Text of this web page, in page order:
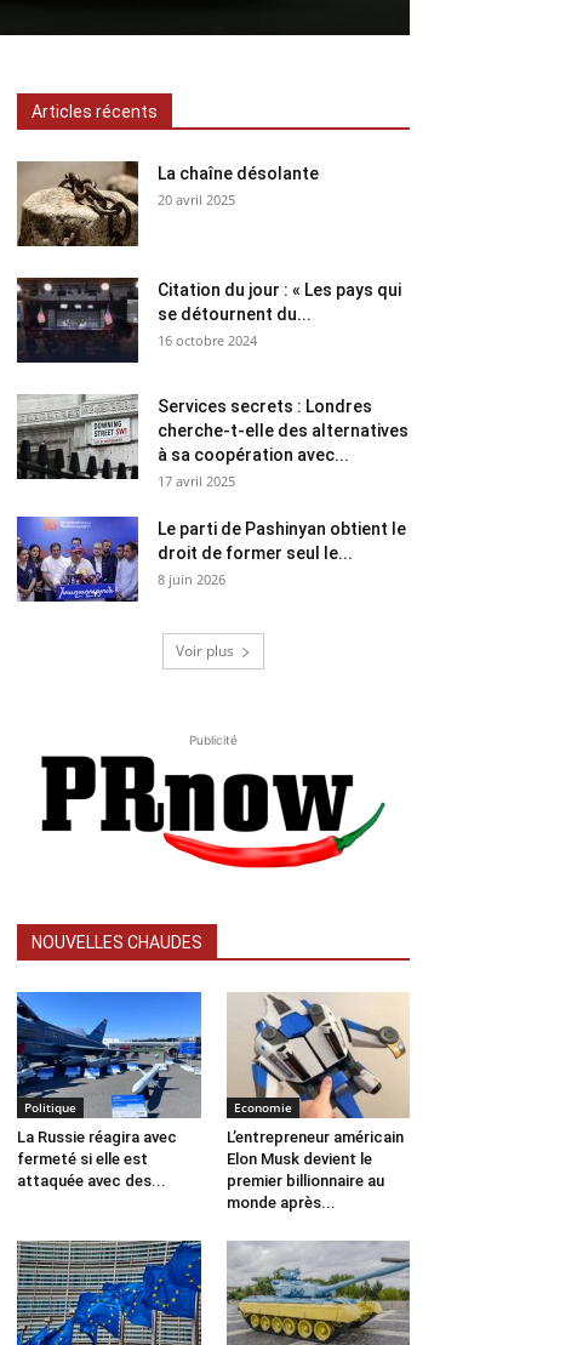
Articles récents
La chaîne désolante
20 avril 2025
Citation du jour : « Les pays qui
se détournent du...
16 octobre 2024
Services secrets : Londres
cherche-t-elle des alternatives
à sa coopération avec...
17 avril 2025
Le parti de Pashinyan obtient le
droit de former seul le...
8 juin 2026
Voir plus
Publicité
NOUVELLES CHAUDES
Politique
La Russie réagira avec
fermeté si elle est
attaquée avec des...
Economie
L’entrepreneur américain
Elon Musk devient le
premier billionnaire au
monde après...